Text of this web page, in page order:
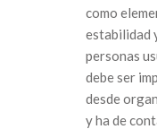
como
estabilidad
personas
debe ser
desde
y ha de